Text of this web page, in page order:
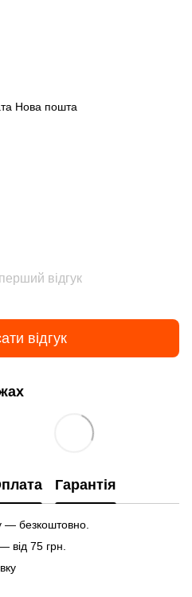
Нова пошта
відгук
відгук
Гарантія
— безкоштовно.
від 75 грн.